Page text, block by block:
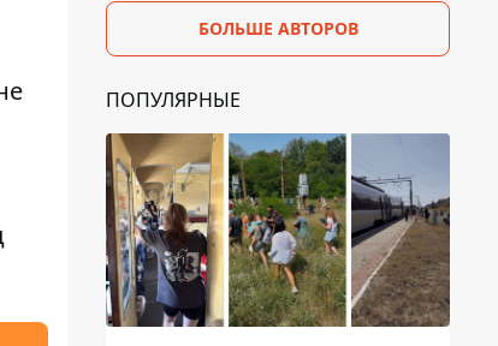
БОЛЬШЕ АВТОРОВ
ПОПУЛЯРНЫЕ